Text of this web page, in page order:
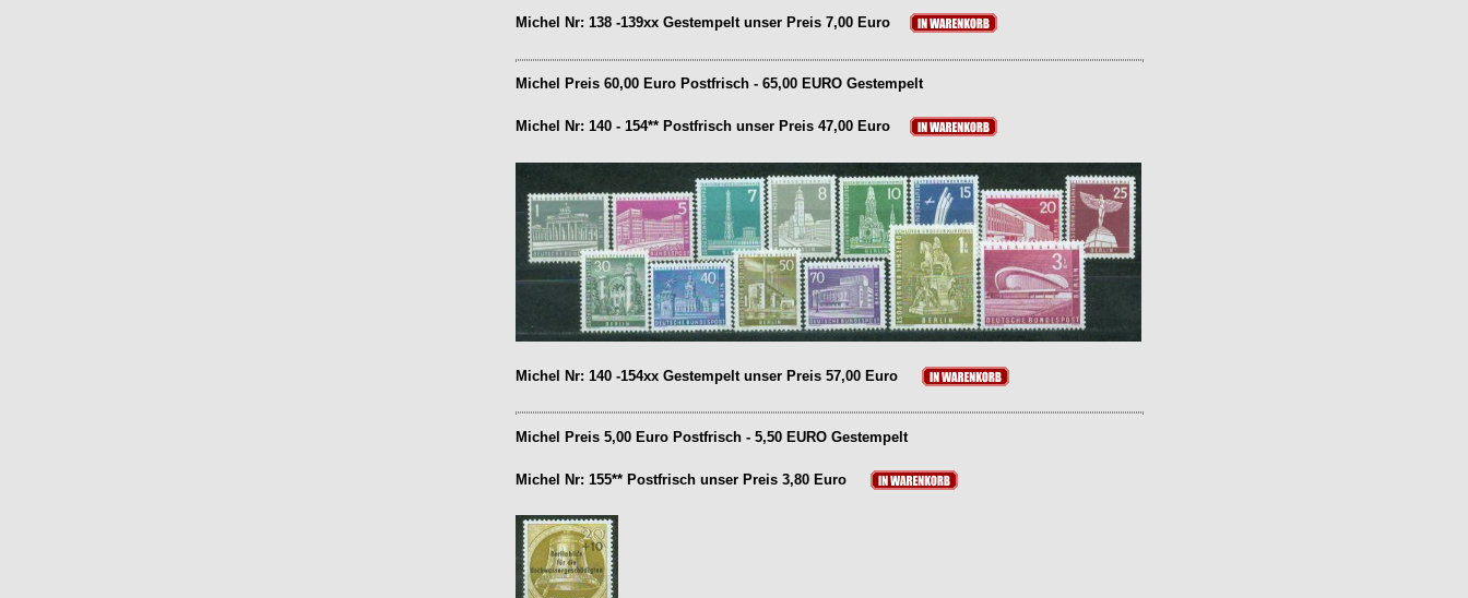
Michel Nr: 138 -139xx Gestempelt unser Preis 7,00 Euro
Michel Preis 60,00 Euro Postfrisch - 65,00 EURO Gestempelt
Michel Nr: 140 - 154** Postfrisch unser Preis 47,00 Euro
Michel Nr: 140 -154xx Gestempelt unser Preis 57,00 Euro
Michel Preis 5,00 Euro Postfrisch - 5,50 EURO Gestempelt
Michel Nr: 155** Postfrisch unser Preis 3,80 Euro